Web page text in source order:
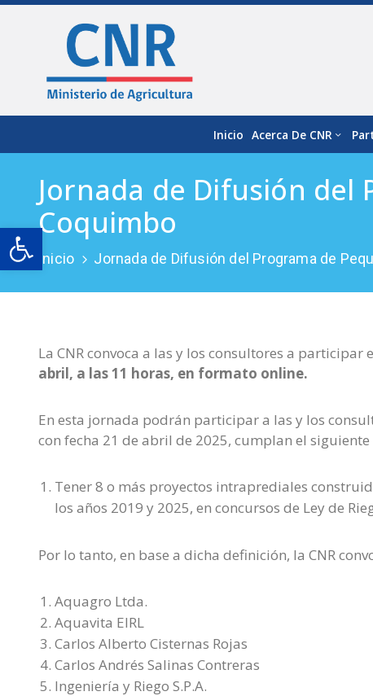
Open toolbar
Inicio Acerca De CNR
Jornada de Difusión del
Coquimbo
Inicio Jornada de Difusión del Programa de
La CNR convoca a las y los consultores a participar
abril, a las 11 horas, en formato online.
En esta jornada podrán participar a las y los
con fecha 21 de abril de 2025, cumplan el
Tener 8 o más proyectos intraprediales
los años 2019 y 2025, en concursos de Ley de
Por lo tanto, en base a dicha definición, la CNR
Aquagro Ltda.
Aquavita EIRL
Carlos Alberto Cisternas Rojas
Carlos Andrés Salinas Contreras
Ingeniería y Riego S.P.A.